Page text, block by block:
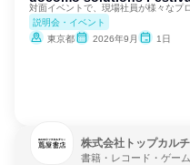
説明会・イベント
東京都
2026年9月 1日
株式会社トップカル
書籍・レコード・ゲー